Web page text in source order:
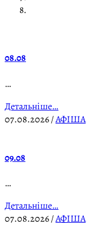
08.08
…
Детальніше…
07.08.2026/АФІША
09.08
…
Детальніше…
07.08.2026/АФІША